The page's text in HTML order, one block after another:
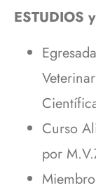
ESTUDIOS
Curso
por